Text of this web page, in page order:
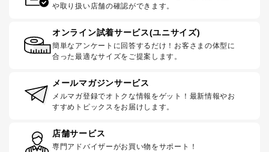
や取り扱い店舗の確認ができます。
オンライン試着サービス(ユニサイズ)
簡単なアンケートに回答するだけ！お客さまの体型に
合った最適なサイズをご提案します。
メールマガジンサービス
メルマガ登録でオトクな情報をゲット！最新情報やお
すすめトピックスをお届けします。
店舗サービス
専門アドバイザーがお買い物をサポート！